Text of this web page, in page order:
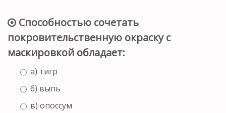
Способностью сочетать
покровительственную окраску с
маскировкой обладает:
а) тигр
б) выпь
в) опоссум